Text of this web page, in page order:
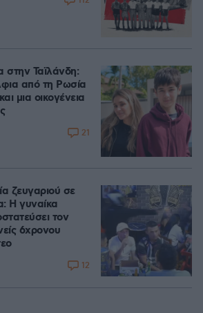
στην Ταϊλάνδη:
από τη Ρωσία
μια οικογένεια
21
ζευγαριού σε
Η γυναίκα
τον
6χρονου
12